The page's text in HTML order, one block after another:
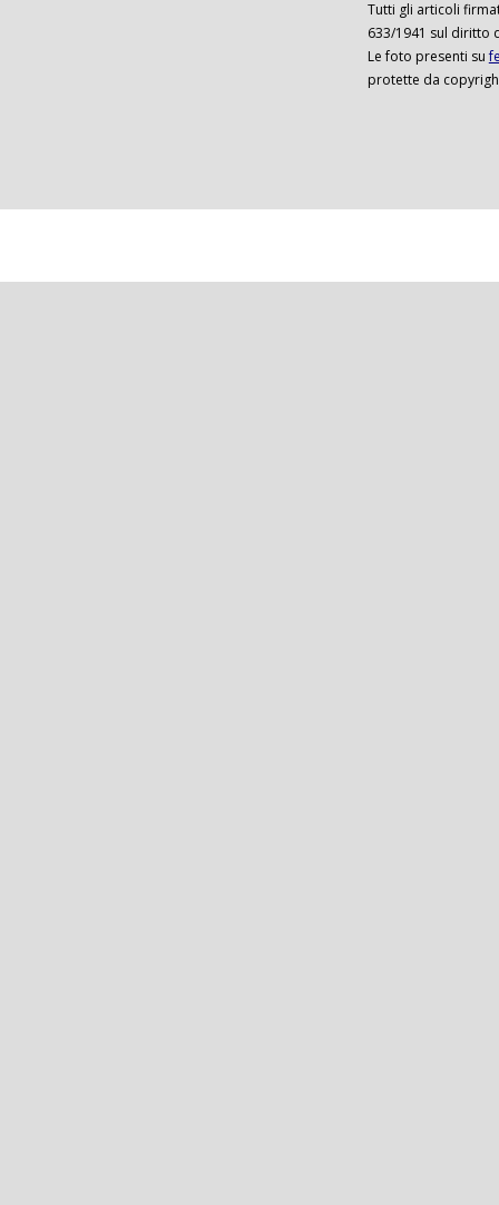
Tutti gli articoli
633/1941 sul diritto
Le foto presenti su
protette da